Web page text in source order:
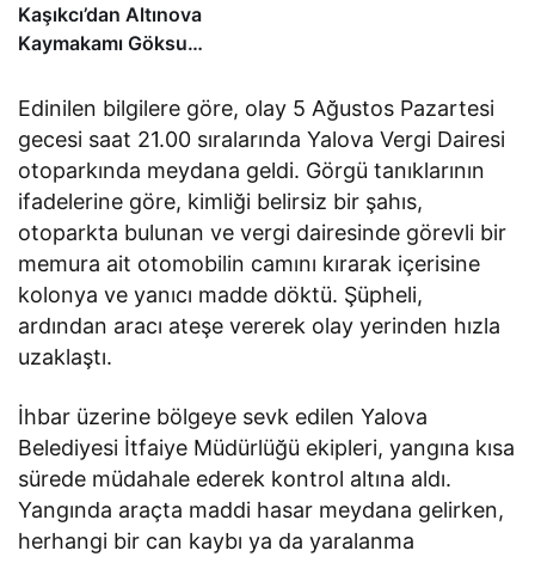
Kaşıkcı’dan Altınova
Kaymakamı Göksu
Ziyareti
Edinilen bilgilere göre, olay 5 Ağustos Pazartesi
gecesi saat 21.00 sıralarında Yalova Vergi Dairesi
otoparkında meydana geldi. Görgü tanıklarının
ifadelerine göre, kimliği belirsiz bir şahıs,
otoparkta bulunan ve vergi dairesinde görevli bir
memura ait otomobilin camını kırarak içerisine
kolonya ve yanıcı madde döktü. Şüpheli,
ardından aracı ateşe vererek olay yerinden hızla
uzaklaştı.
İhbar üzerine bölgeye sevk edilen Yalova
Belediyesi İtfaiye Müdürlüğü ekipleri, yangına kısa
sürede müdahale ederek kontrol altına aldı.
Yangında araçta maddi hasar meydana gelirken,
herhangi bir can kaybı ya da yaralanma